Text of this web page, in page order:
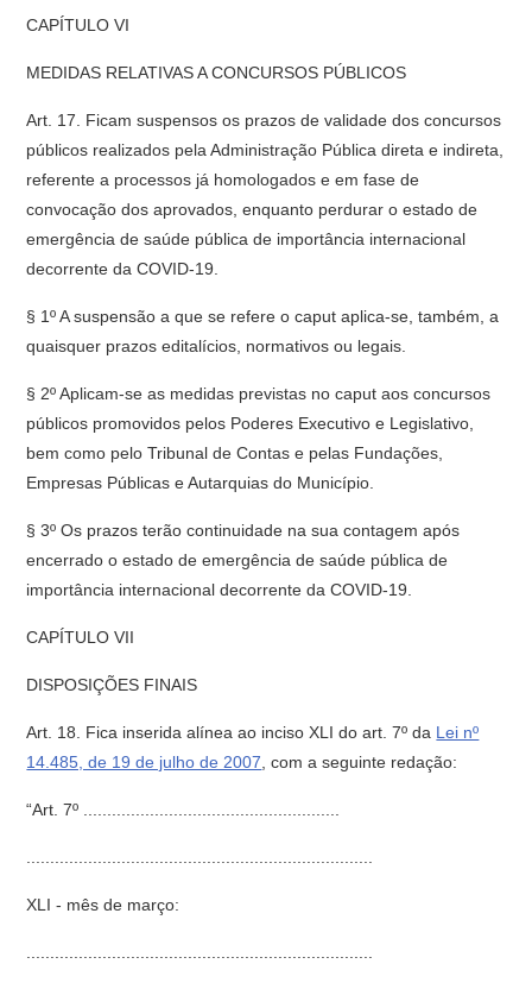
CAPÍTULO VI
MEDIDAS RELATIVAS A CONCURSOS PÚBLICOS
Art. 17. Ficam suspensos os prazos de validade dos concursos
públicos realizados pela Administração Pública direta e indireta,
referente a processos já homologados e em fase de
convocação dos aprovados, enquanto perdurar o estado de
emergência de saúde pública de importância internacional
decorrente da COVID-19.
§ 1º A suspensão a que se refere o caput aplica-se, também, a
quaisquer prazos editalícios, normativos ou legais.
§ 2º Aplicam-se as medidas previstas no caput aos concursos
públicos promovidos pelos Poderes Executivo e Legislativo,
bem como pelo Tribunal de Contas e pelas Fundações,
Empresas Públicas e Autarquias do Município.
§ 3º Os prazos terão continuidade na sua contagem após
encerrado o estado de emergência de saúde pública de
importância internacional decorrente da COVID-19.
CAPÍTULO VII
DISPOSIÇÕES FINAIS
Art. 18. Fica inserida alínea ao inciso XLI do art. 7º da Lei nº
14.485, de 19 de julho de 2007 , com a seguinte redação:
“Art. 7º ......................................................
XLI - mês de março: